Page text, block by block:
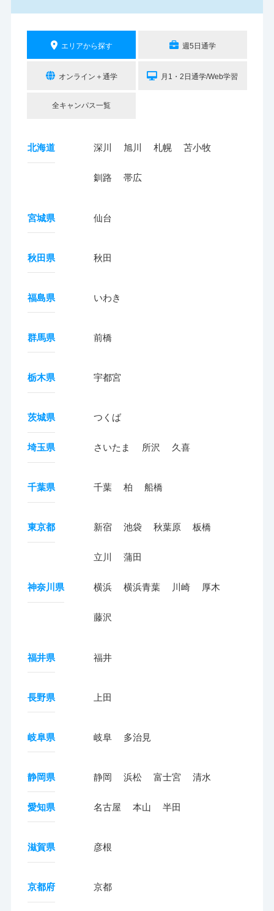
エリアから探す 週5日通学
オンライン＋通学 月1・2日通学/Web学習
全キャンパス一覧
北海道 深川 旭川 札幌 苫小牧
釧路 帯広
宮城県 仙台
秋田県 秋田
福島県 いわき
群馬県 前橋
栃木県 宇都宮
茨城県 つくば
埼玉県 さいたま 所沢 久喜
千葉県 千葉 柏 船橋
東京都 新宿 池袋 秋葉原 板橋
立川 蒲田
神奈川県 横浜 横浜青葉 川崎 厚木
藤沢
福井県 福井
長野県 上田
岐阜県 岐阜 多治見
静岡県 静岡 浜松 富士宮 清水
愛知県 名古屋 本山 半田
滋賀県 彦根
京都府 京都